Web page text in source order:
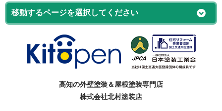
高知の外壁塗装＆屋根塗装専門店
株式会社北村塗装店